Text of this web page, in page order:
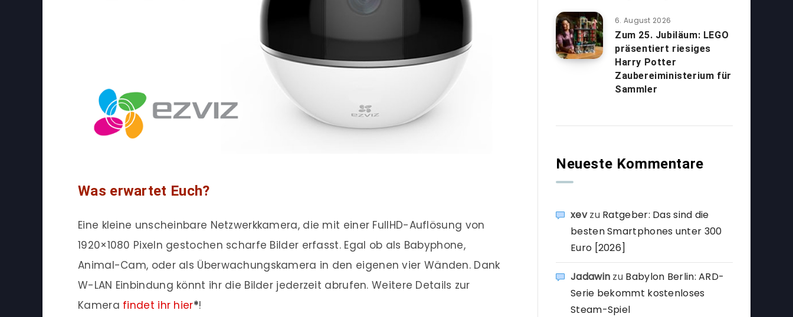
Was erwartet Euch?
Eine kleine unscheinbare Netzwerkkamera, die mit einer FullHD-Auflösung von
1920×1080 Pixeln gestochen scharfe Bilder erfasst. Egal ob als Babyphone,
Animal-Cam, oder als Überwachungskamera in den eigenen vier Wänden. Dank
W-LAN Einbindung könnt ihr die Bilder jederzeit abrufen. Weitere Details zur
Kamera findet ihr hier*!
6. August 2026
Zum 25. Jubiläum: LEGO
präsentiert riesiges
Harry Potter
Zaubereiministerium für
Sammler
Neueste Kommentare
xevzu Ratgeber: Das sind die
besten Smartphones unter 300
Euro [2026]
Jadawin zu Babylon Berlin: ARD-
Serie bekommt kostenloses
Steam-Spiel